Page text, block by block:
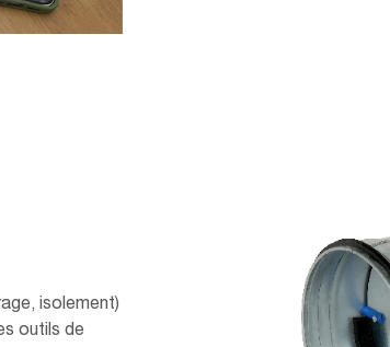
isolement)
outils de